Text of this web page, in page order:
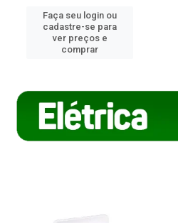
Faça seu login ou
cadastre-se para
ver preços e
comprar